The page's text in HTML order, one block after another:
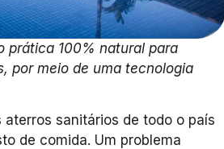
prática 100% natural para
por meio de uma tecnologia
sanitários de todo o país
de comida. Um problema